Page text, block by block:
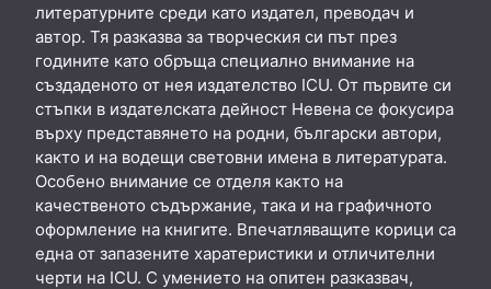
литературните среди като издател, преводач и
автор. Тя разказва за творческия си път през
годините като обръща специално внимание на
създаденото от нея издателство ICU. От първите си
стъпки в издателската дейност Невена се фокусира
върху представянето на родни, български автори,
както и на водещи световни имена в литературата.
Особено внимание се отделя както на
качественото съдържание, така и на графичното
оформление на книгите. Впечатляващите корици са
една от запазените харатеристики и отличителни
черти на ICU. С умението на опитен разказвач,